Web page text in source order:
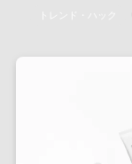
トレンド・ハック